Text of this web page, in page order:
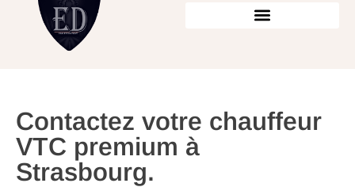
Contactez votre chauffeur
VTC premium à
Strasbourg.